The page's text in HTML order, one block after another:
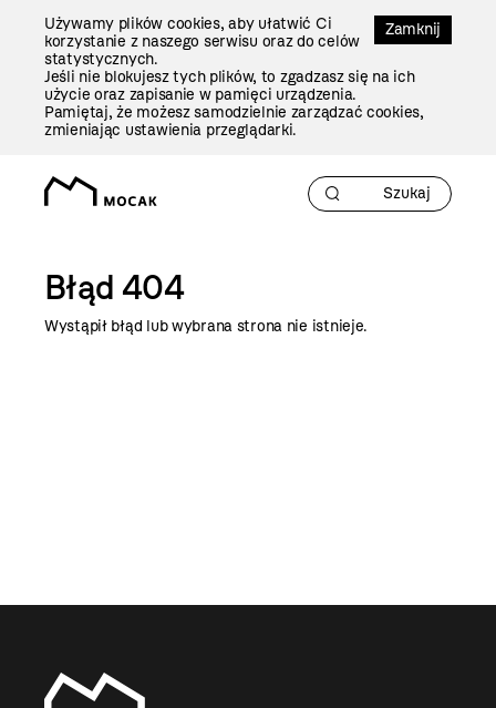
Zamknij
Używamy plików cookies, aby ułatwić Ci
korzystanie z naszego serwisu oraz do celów
statystycznych.
Jeśli nie blokujesz tych plików, to zgadzasz się na ich
użycie oraz zapisanie w pamięci urządzenia.
Pamiętaj, że możesz samodzielnie zarządzać cookies,
zmieniając ustawienia przeglądarki.
Błąd 404
Wystąpił błąd lub wybrana strona nie istnieje.